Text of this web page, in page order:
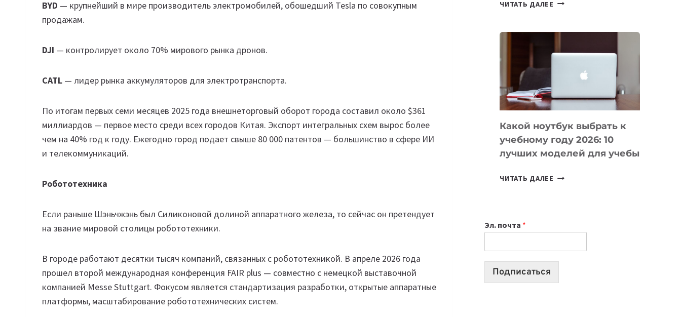
BYD — крупнейший в мире производитель электромобилей, обошедший Tesla по совокупным
продажам.
DJI — контролирует около 70% мирового рынка дронов.
CATL — лидер рынка аккумуляторов для электротранспорта.
По итогам первых семи месяцев 2025 года внешнеторговый оборот города составил около $361
миллиардов — первое место среди всех городов Китая. Экспорт интегральных схем вырос более
чем на 40% год к году. Ежегодно город подает свыше 80 000 патентов — большинство в сфере ИИ
и телекоммуникаций.
Робототехника
Если раньше Шэньчжэнь был Силиконовой долиной аппаратного железа, то сейчас он претендует
на звание мировой столицы робототехники.
В городе работают десятки тысяч компаний, связанных с робототехникой. В апреле 2026 года
прошел второй международная конференция FAIR plus — совместно с немецкой выставочной
компанией Messe Stuttgart. Фокусом является стандартизация разработки, открытые аппаратные
платформы, масштабирование робототехнических систем.
ЧИТАТЬ ДАЛЕЕ
КОТОРЫЕ
СОЗДАВАТЬ
БЕЗ
КОДА
Какой ноутбук выбрать к
учебному году 2026: 10
лучших моделей для учебы
ЧИТАТЬ ДАЛЕЕ КАКОЙ
2026:
10
Эл. почта *
Подписаться